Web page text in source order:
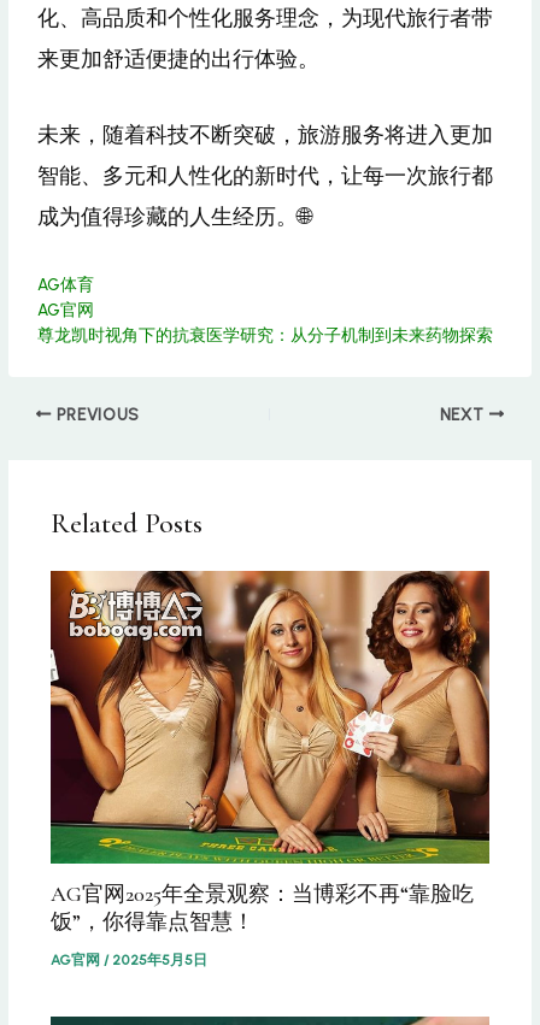
化、高品质和个性化服务理念，为现代旅行者带
来更加舒适便捷的出行体验。
未来，随着科技不断突破，旅游服务将进入更加
智能、多元和人性化的新时代，让每一次旅行都
成为值得珍藏的人生经历。🌐
AG体育
AG官网
尊龙凯时视角下的抗衰医学研究：从分子机制到未来药物探索
PREVIOUS NEXT
Related Posts
AG官网2025年全景观察：当博彩不再“靠脸吃
饭”，你得靠点智慧！
AG官网 / 2025年5月5日